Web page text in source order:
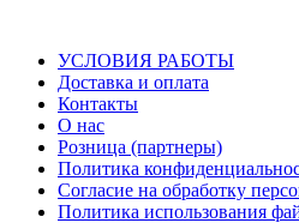
УСЛОВИЯ РАБОТЫ
Доставка и оплата
Контакты
О наc
Розница (партнеры)
Политика
Согласие на обработку
Политика использования